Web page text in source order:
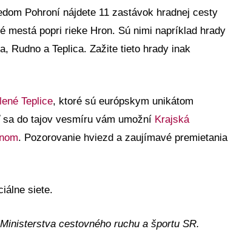
Pohroní nájdete 11 zastávok hradnej cesty
mestá popri rieke Hron. Sú nimi napríklad hrady
Rudno a Teplica. Zažite tieto hrady inak
Teplice, ktoré sú európskym unikátom
do tajov vesmíru vám umožní Krajská
. Pozorovanie hviezd a zaujímavé premietania
siete.
cestovného ruchu a športu SR.